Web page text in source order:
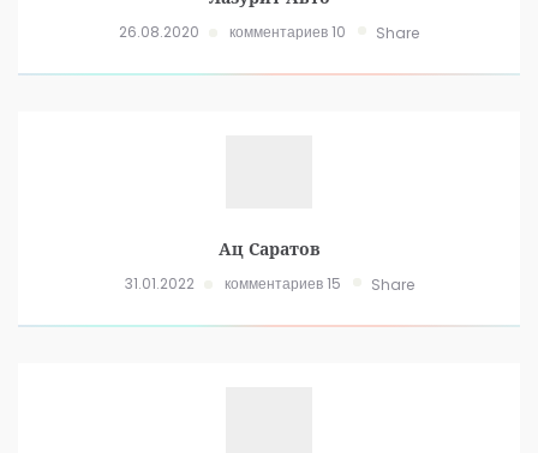
26.08.2020 комментариев 10 Share
Ац Саратов
31.01.2022 комментариев 15 Share